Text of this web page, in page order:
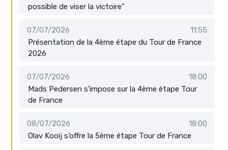
possible de viser la victoire"
07/07/2026
11:55
Présentation de la 4ème étape du Tour de France
2026
07/07/2026
18:00
Mads Pedersen s'impose sur la 4ème étape Tour
de France
08/07/2026
18:00
Olav Kooij s’offre la 5ème étape Tour de France